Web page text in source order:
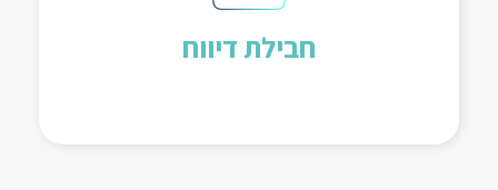
חבילת דיווח
לאחר מתן האשראי.